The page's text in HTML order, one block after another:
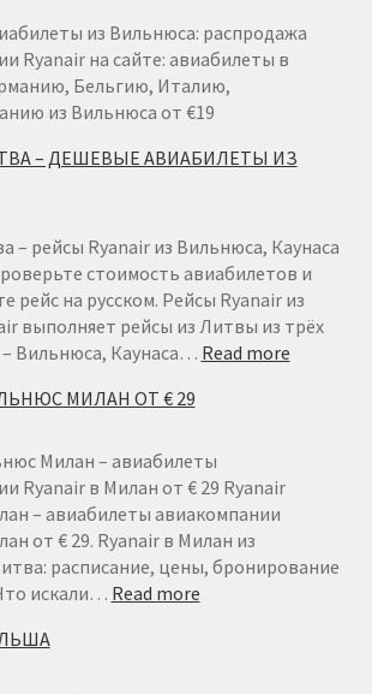
ИЗ
ВАРШАВЫ
ОТ
€
из Вильнюса: распродажа
Ryanair на сайте: авиабилеты в
Бельгию, Италию,
из Вильнюса от €19
– ДЕШЕВЫЕ АВИАБИЛЕТЫ ИЗ
– рейсы Ryanair из Вильнюса, Каунаса
стоимость авиабилетов и
рейс на русском. Рейсы Ryanair из
выполняет рейсы из Литвы из трёх
Вильнюса, Каунаса… Read more:
МИЛАН ОТ € 29
Милан – авиабилеты
Ryanair в Милан от € 29 Ryanair
– авиабилеты авиакомпании
от € 29. Ryanair в Милан из
расписание, цены, бронирование
искали… Read more: